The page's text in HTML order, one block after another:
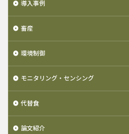
導入事例
畜産
環境制御
モニタリング・センシング
代替食
論文紹介